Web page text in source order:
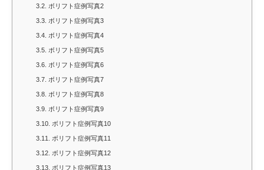
3.2. ボリフト症例写真2
3.3. ボリフト症例写真3
3.4. ボリフト症例写真4
3.5. ボリフト症例写真5
3.6. ボリフト症例写真6
3.7. ボリフト症例写真7
3.8. ボリフト症例写真8
3.9. ボリフト症例写真9
3.10. ボリフト症例写真10
3.11. ボリフト症例写真11
3.12. ボリフト症例写真12
3.13. ボリフト症例写真13